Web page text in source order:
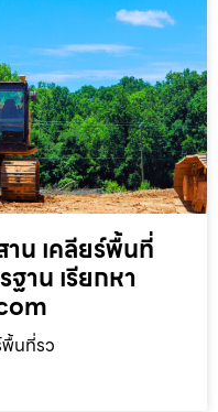
น เคลียร์พื้นที่
าน เรียกหา
นที่รว